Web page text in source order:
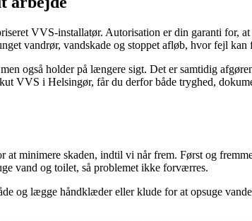
VVS-installatør. Autorisation er din garanti for,
vandrør, vandskade og stoppet afløb, hvor fejl
også holder på længere sigt. Det er samtidig
VVS i Helsingør, får du derfor både tryghed,
minimere skaden, indtil vi når frem. Først og
vand og toilet, så problemet ikke forværres.
og lægge håndklæder eller klude for at opsuge